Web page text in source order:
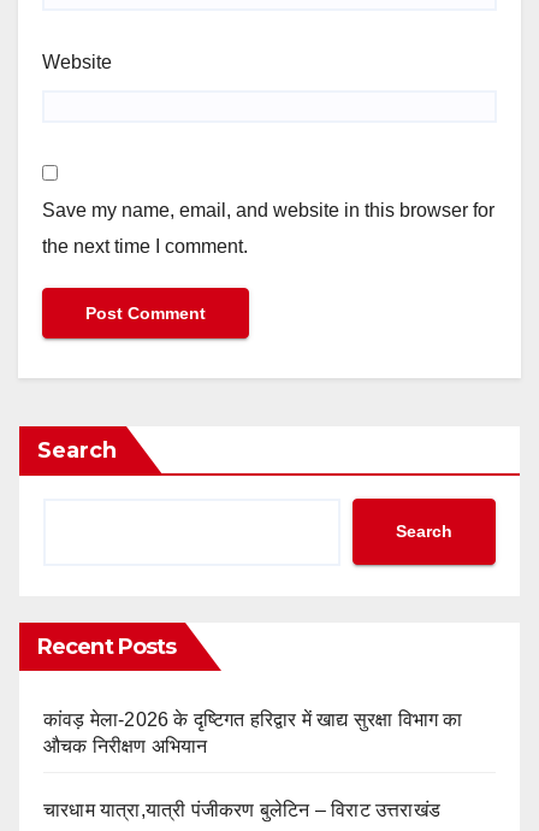
Website
Save my name, email, and website in this browser for
the next time I comment.
Search
Search
Recent Posts
कांवड़ मेला-2026 के दृष्टिगत हरिद्वार में खाद्य सुरक्षा विभाग का
औचक निरीक्षण अभियान
चारधाम यात्रा,यात्री पंजीकरण बुलेटिन – विराट उत्तराखंड